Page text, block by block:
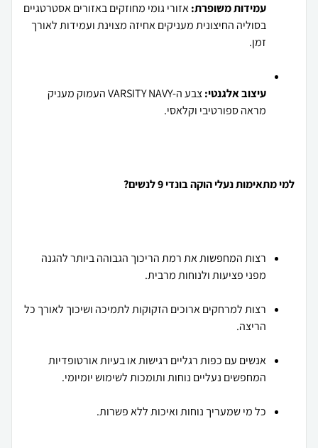
עמידות משופרת:אזורי גומי מחוזקים באזורים אסטרטגיים
בסוליה החיצונית מעניקים אחיזה מצוינת ועמידות לאורך
זמן.
עיצוב אלגנטי:
צבע ה-VARSITY NAVY העמוק מעניק
מראה ספורטיבי וקלאסי.
למי מתאימות נעלי הוקה בונדי 9 לנשים?
רצות המחפשות את רמת הריכוך הגבוהה ביותר להגנה
מפני פציעות ולנוחות מרבית.
רצות למרחקים ארוכים הזקוקות לתמיכה ושיכוך לאורך כל
הריצה.
אנשים עם כפות רגליים רגישות או בעיות אורטופדיות
המחפשים נעליים נוחות ותומכות לשימוש יומיומי.
כל מי שמעריך נוחות ואיכות ללא פשרות.